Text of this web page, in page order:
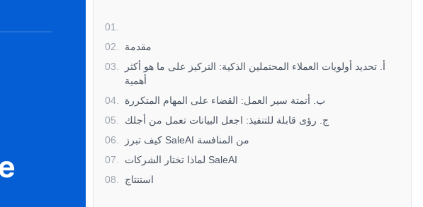
01
02
مقدمة
03
أ. تحديد أولويات العملاء المحتملين الذكية: التركيز على ما هو أكثر
أهمية
04
ب. أتمتة سير العمل: القضاء على المهام المتكررة
05
ج. رؤى قابلة للتنفيذ: اجعل البيانات تعمل من أجلك
06
كيف تبرز SaleAI من المنافسة
07
لماذا تختار الشركات SaleAI
08
استنتاج